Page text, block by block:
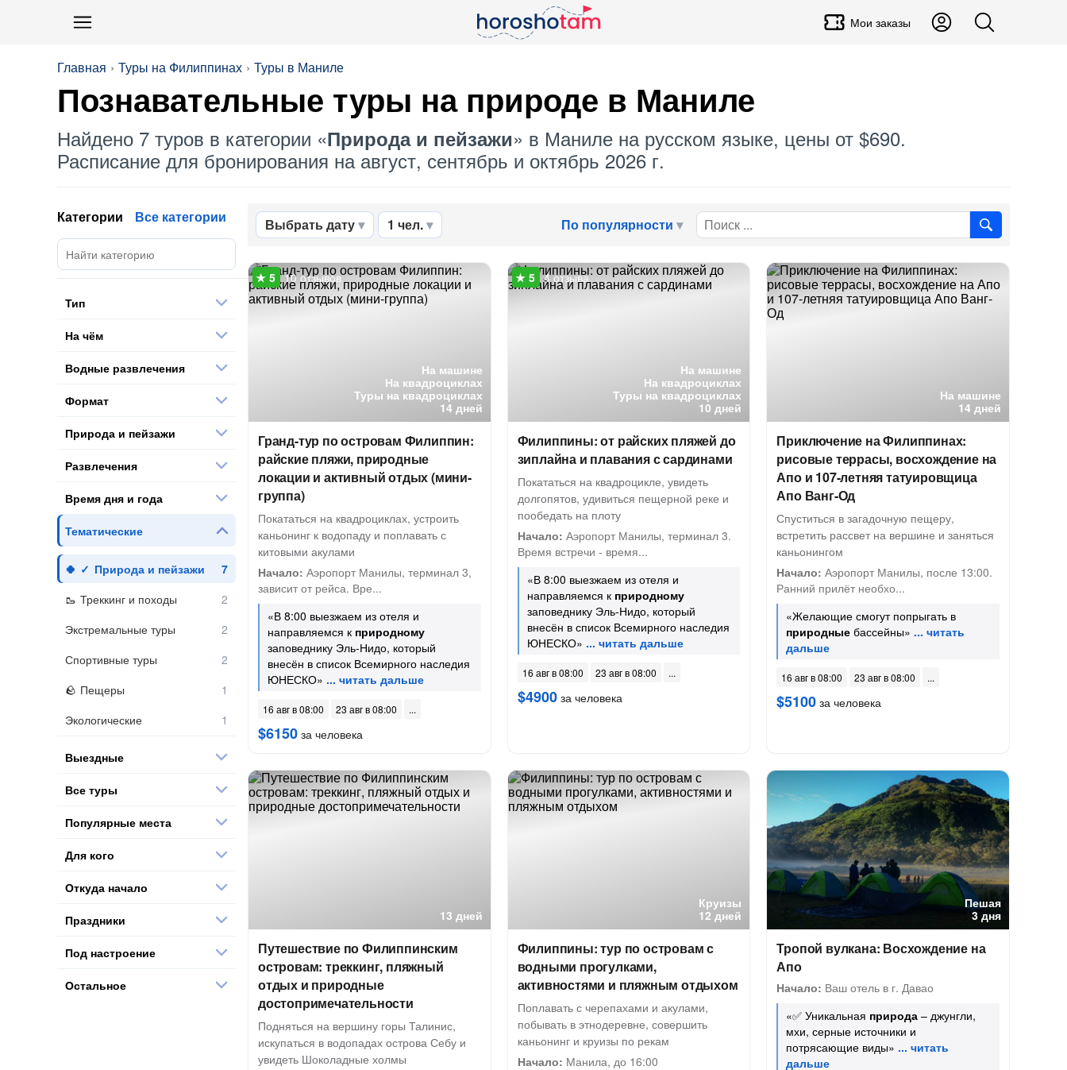
Мои заказы
Главная Туры на Филиппинах Туры в Маниле
Познавательные туры на природе в Маниле
Найдено 7 туров в категории «Природа и пейзажи» в Маниле на русском языке, цены от $690.
Расписание для бронирования на август, сентябрь и октябрь 2026 г.
Выбрать дату 1 чел. По популярности
На машине
На квадроциклах
Туры на квадроциклах
14 дней
10 отзывов
Гранд-тур по островам Филиппин:
райские пляжи, природные
локации и активный отдых (мини-
группа)
Покататься на квадроциклах, устроить
каньонинг к водопаду и поплавать с
китовыми акулами
Начало: Аэропорт Манилы, терминал 3,
зависит от рейса. Вре...
«В 8:00 выезжаем из отеля и
направляемся к природному
заповеднику Эль-Нидо, который
внесён в список Всемирного наследия
ЮНЕСКО»
16 авг в 08:00 23 авг в 08:00
$6150 за человека
На машине
На квадроциклах
Туры на квадроциклах
10 дней
4 отзыва
Филиппины: от райских пляжей до
зиплайна и плавания с сардинами
Покататься на квадроцикле, увидеть
долгопятов, удивиться пещерной реке и
пообедать на плоту
Начало: Аэропорт Манилы, терминал 3.
Время встречи - время...
«В 8:00 выезжаем из отеля и
направляемся к природному
заповеднику Эль-Нидо, который
внесён в список Всемирного наследия
ЮНЕСКО»
16 авг в 08:00 23 авг в 08:00
$4900за человека
На машине
14 дней
Приключение на Филиппинах:
рисовые террасы, восхождение на
Апо и 107-летняя татуировщица
Апо Ванг-Од
Спуститься в загадочную пещеру,
встретить рассвет на вершине и заняться
каньонингом
Начало: Аэропорт Манилы, после 13:00.
Ранний прилёт необхо...
«Желающие смогут попрыгать в
природные бассейны»
16 авг в 08:00 23 авг в 08:00
$5100 за человека
13 дней
Путешествие по Филиппинским
островам: треккинг, пляжный
отдых и природные
достопримечательности
Подняться на вершину горы Талинис,
искупаться в водопадах острова Себу и
увидеть Шоколадные холмы
Круизы
12 дней
Филиппины: тур по островам с
водными прогулками,
активностями и пляжным отдыхом
Поплавать с черепахами и акулами,
побывать в этнодеревне, совершить
каньонинг и круизы по рекам
Начало: Манила, до 16:00
Пешая
3 дня
Тропой вулкана: Восхождение на
Апо
Начало: Ваш отель в г. Давао
«✅ Уникальная природа– джунгли,
мхи, серные источники и
потрясающие виды»
Категории Все категории
Тип
На чём
Водные развлечения
Формат
Природа и пейзажи
Развлечения
Время дня и года
Тематические
Природа и пейзажи
Треккинг и походы
Экстремальные туры
Спортивные туры
Пещеры
Экологические
Выездные
Все туры
Популярные места
Для кого
Откуда начало
Праздники
Под настроение
Остальное